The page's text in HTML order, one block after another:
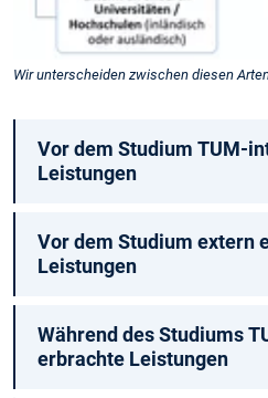
Wir unterscheiden zwischen diesen
Vor dem Studium TUM-
Leistungen
Vor dem Studium extern
Leistungen
Während des Studiums
erbrachte Leistungen